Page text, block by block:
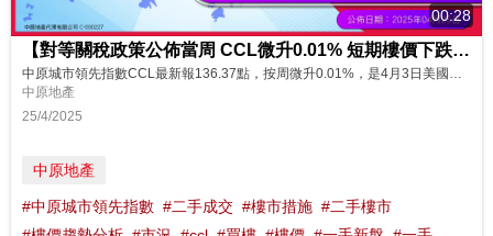
00:28
【對等關稅政策公佈當周 CCL微升0.01% 短期樓價下跌方向未變】
中原城市領先指數CCL最新報136.37點，按周微升0.01%，是4月3日美國公佈一系列對等關稅措施，及4月4日中國出招反制當周市況。貿易戰升溫，全球經濟衰退風險加劇，樓市氣氛轉淡，買家採取觀望態度，二手成交減少，相信整體樓價繼續向下調整未變。今周指數仍未反映環球股市急挫的影響，加上近日有大型新盤減價促銷成市場焦點，搶去部份二手客源，樓價走勢受壓偏軟。CCL再跌3.37點或2.47%便達到第二季目...
中原地產
25/4/2025
中原地產
#中原城市領先指數 #二手成交 #樓市措施 #二手樓市